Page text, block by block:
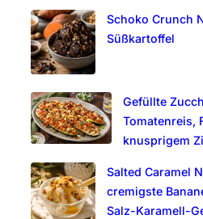
h
Schoko Crunch
Süßkartoffel
Gefüllte
Tomatenreis,
knusprigem
Salted Caramel
cremigste
Salz-Karamell-